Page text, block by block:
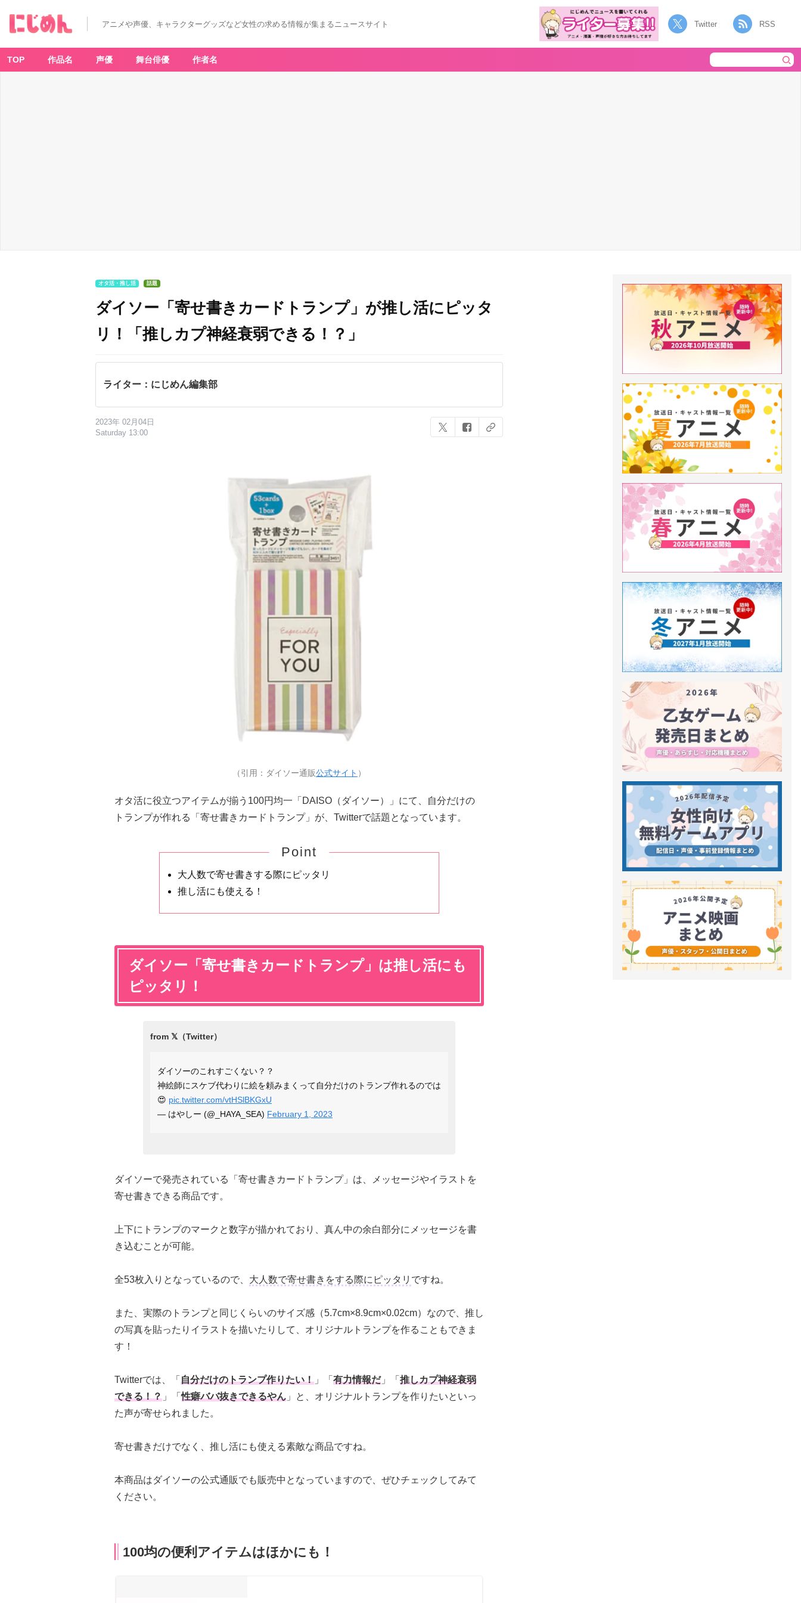
アニメや声優、キャラクターグッズなど女性の求める情報が集まるニュースサイト Twitter RSS
TOP 作品名 声優 舞台俳優 作者名
オタ活・推し活 話題
ダイソー「寄せ書きカードトランプ」が推し活にピッタ
リ！「推しカプ神経衰弱できる！？」
ライター：にじめん編集部
2023年 02月04日
Saturday 13:00
（引用：ダイソー通販公式サイト ）
オタ活に役立つアイテムが揃う100円均一「DAISO（ダイソー）」にて、自分だけの
トランプが作れる「寄せ書きカードトランプ」が、Twitterで話題となっています。
Point
大人数で寄せ書きする際にピッタリ
推し活にも使える！
ダイソー「寄せ書きカードトランプ」は推し活にも
ピッタリ！
ダイソーのこれすごくない？？
神絵師にスケブ代わりに絵を頼みまくって自分だけのトランプ作れるのでは
😍 pic.twitter.com/vtHSlBKGxU
— はやしー (@_HAYA_SEA) February 1, 2023
ダイソーで発売されている「寄せ書きカードトランプ」は、メッセージやイラストを
寄せ書きできる商品です。
上下にトランプのマークと数字が描かれており、真ん中の余白部分にメッセージを書
き込むことが可能。
全53枚入りとなっているので、 大人数で寄せ書きをする際にピッタリ ですね。
また、実際のトランプと同じくらいのサイズ感（5.7cm×8.9cm×0.02cm）なので、推し
の写真を貼ったりイラストを描いたりして、オリジナルトランプを作ることもできま
す！
Twitterでは、「 自分だけのトランプ作りたい！ 」「 有力情報だ」「 推しカプ神経衰弱
できる！？ 」「性癖ババ抜きできるやん 」と、オリジナルトランプを作りたいといっ
た声が寄せられました。
寄せ書きだけでなく、推し活にも使える素敵な商品ですね。
本商品はダイソーの公式通販でも販売中となっていますので、ぜひチェックしてみて
ください。
100均の便利アイテムはほかにも！